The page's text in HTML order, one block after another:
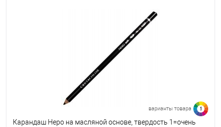
В наличии
2=средний
варианты товара 5
Карандаш Неро на масляной основе, твердость 1=очень